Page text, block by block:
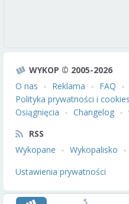
WYKOP © 2005-2026
O nas
Reklama FAQ
Polityka prywatności i cookies
Osiągnięcia
Changelog
RSS
Wykopane
Wykopalisko
Ustawienia prywatności